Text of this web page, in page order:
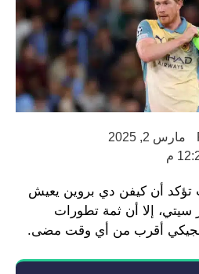
مارس 2, 2025
م
تؤكد أن كيفن دي بروين يعيش
سيتي، إلا أن ثمة تطورات
أقرب من أي وقت مضى.